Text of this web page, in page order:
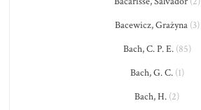
Bacewicz, Grażyna(3)
Bach, C. P. E.(85)
Bach, G. C.(1)
Bach, H. (2)